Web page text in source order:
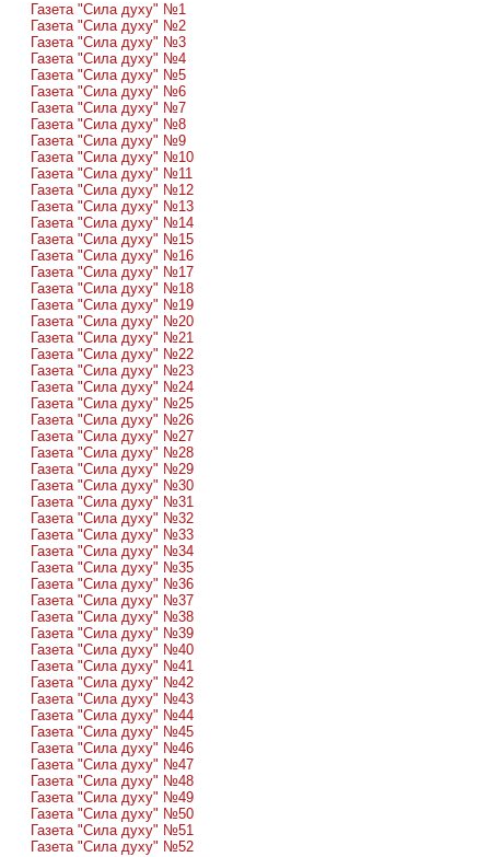
Газета "Сила духу" №1
Газета "Сила духу" №2
Газета "Сила духу" №3
Газета "Сила духу" №4
Газета "Сила духу" №5
Газета "Сила духу" №6
Газета "Сила духу" №7
Газета "Сила духу" №8
Газета "Сила духу" №9
Газета "Сила духу" №10
Газета "Сила духу" №11
Газета "Сила духу" №12
Газета "Сила духу" №13
Газета "Сила духу" №14
Газета "Сила духу" №15
Газета "Сила духу" №16
Газета "Сила духу" №17
Газета "Сила духу" №18
Газета "Сила духу" №19
Газета "Сила духу" №20
Газета "Сила духу" №21
Газета "Сила духу" №22
Газета "Сила духу" №23
Газета "Сила духу" №24
Газета "Сила духу" №25
Газета "Сила духу" №26
Газета "Сила духу" №27
Газета "Сила духу" №28
Газета "Сила духу" №29
Газета "Сила духу" №30
Газета "Сила духу" №31
Газета "Сила духу" №32
Газета "Сила духу" №33
Газета "Сила духу" №34
Газета "Сила духу" №35
Газета "Сила духу" №36
Газета "Сила духу" №37
Газета "Сила духу" №38
Газета "Сила духу" №39
Газета "Сила духу" №40
Газета "Сила духу" №41
Газета "Сила духу" №42
Газета "Сила духу" №43
Газета "Сила духу" №44
Газета "Сила духу" №45
Газета "Сила духу" №46
Газета "Сила духу" №47
Газета "Сила духу" №48
Газета "Сила духу" №49
Газета "Сила духу" №50
Газета "Сила духу" №51
Газета "Сила духу" №52